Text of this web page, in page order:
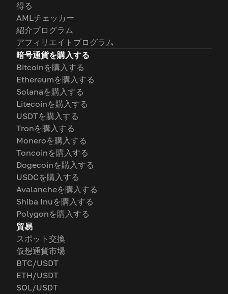
得る
AMLチェッカー
紹介プログラム
アフィリエイトプログラム
暗号通貨を購入する
Bitcoinを購入する
Ethereumを購入する
Solanaを購入する
Litecoinを購入する
USDTを購入する
Tronを購入する
Moneroを購入する
Toncoinを購入する
Dogecoinを購入する
USDCを購入する
Avalancheを購入する
Shiba Inuを購入する
Polygonを購入する
貿易
スポット交換
仮想通貨市場
BTC/USDT
ETH/USDT
SOL/USDT